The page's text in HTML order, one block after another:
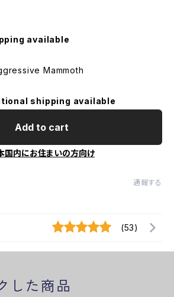
available
Mammoth
shipping available
Add to cart
国内にお住まいの方向け
通報する
(53)
した商品